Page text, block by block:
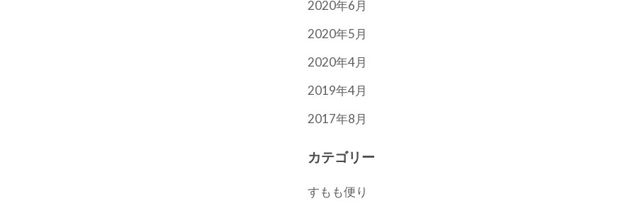
2020年6月
2020年5月
2020年4月
2019年4月
2017年8月
カテゴリー
すもも便り